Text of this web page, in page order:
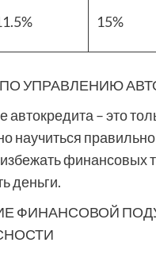
15%
УПРАВЛЕНИЮ
автокредита – это
научиться
финансовых
деньги.
ФИНАНСОВОЙ